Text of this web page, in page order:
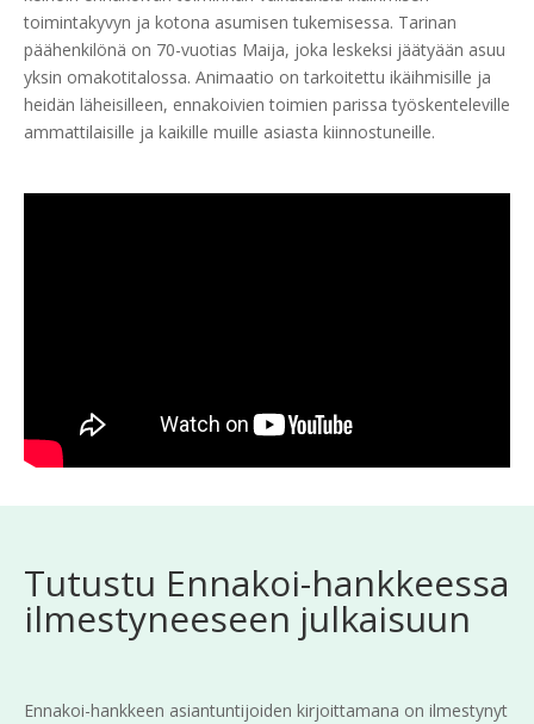
toimintakyvyn ja kotona asumisen tukemisessa. Tarinan
päähenkilönä on 70-vuotias Maija, joka leskeksi jäätyään asuu
yksin omakotitalossa. Animaatio on tarkoitettu ikäihmisille ja
heidän läheisilleen, ennakoivien toimien parissa työskenteleville
ammattilaisille ja kaikille muille asiasta kiinnostuneille.
Tutustu Ennakoi-hankkeessa
ilmestyneeseen julkaisuun
Ennakoi-hankkeen asiantuntijoiden kirjoittamana on ilmestynyt